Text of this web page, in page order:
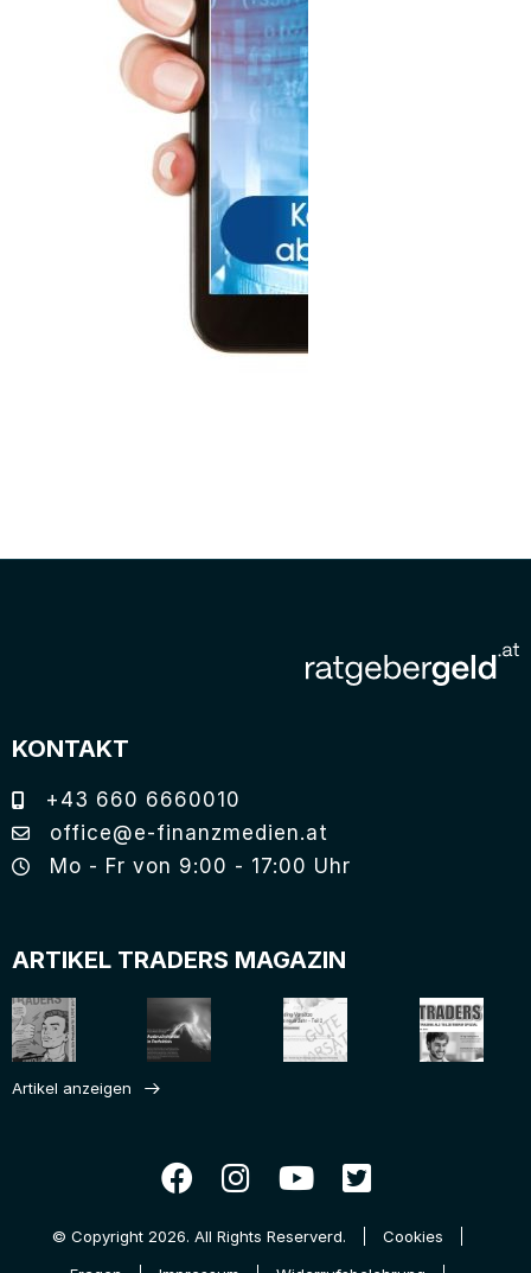
KONTAKT
+43 660 6660010
office@e-finanzmedien.at
Mo - Fr von 9:00 - 17:00 Uhr
ARTIKEL TRADERS MAGAZIN
Artikel anzeigen
© Copyright 2026. All Rights Reserverd.
Cookies